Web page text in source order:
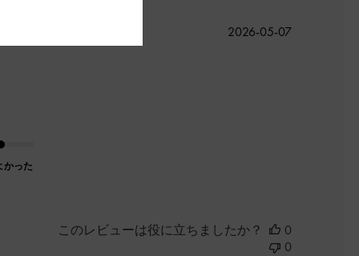
かった
公
2026-05-07
このレビューは役に立ちましたか？
0
0